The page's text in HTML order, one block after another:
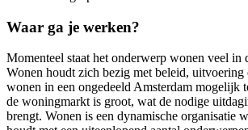
Waar ga je werken?
Momenteel staat het onderwerp wonen veel in
Wonen houdt zich bezig met beleid, uitvoering
wonen in een ongedeeld Amsterdam mogelijk
de woningmarkt is groot, wat de nodige
brengt. Wonen is een dynamische organisatie